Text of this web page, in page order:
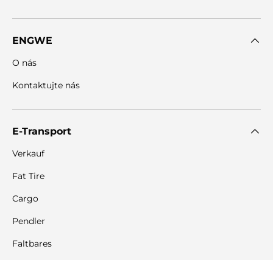
ENGWE
O nás
Kontaktujte nás
E-Transport
Verkauf
Fat Tire
Cargo
Pendler
Faltbares